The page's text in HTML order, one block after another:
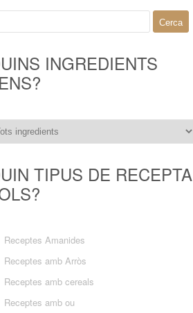
INGREDIENTS
TIPUS DE RECEPTA
Receptes Amanides
Receptes amb Arròs
Receptes amb cereals
Receptes amb ou